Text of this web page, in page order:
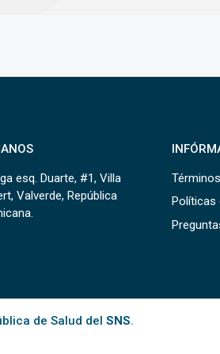
esq. Duarte, #1, Villa
Valverde, República
Políticas
de Salud del SNS.